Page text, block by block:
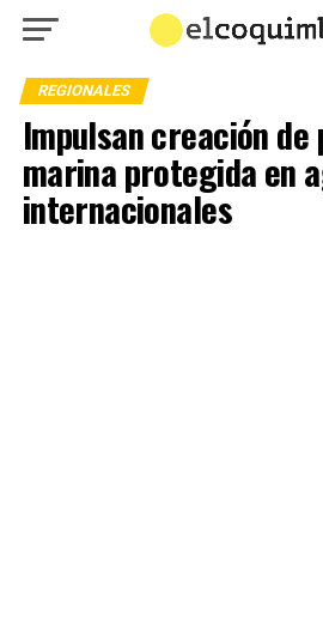
REGIONALES
Impulsan creación
marina protegida en
internacionales